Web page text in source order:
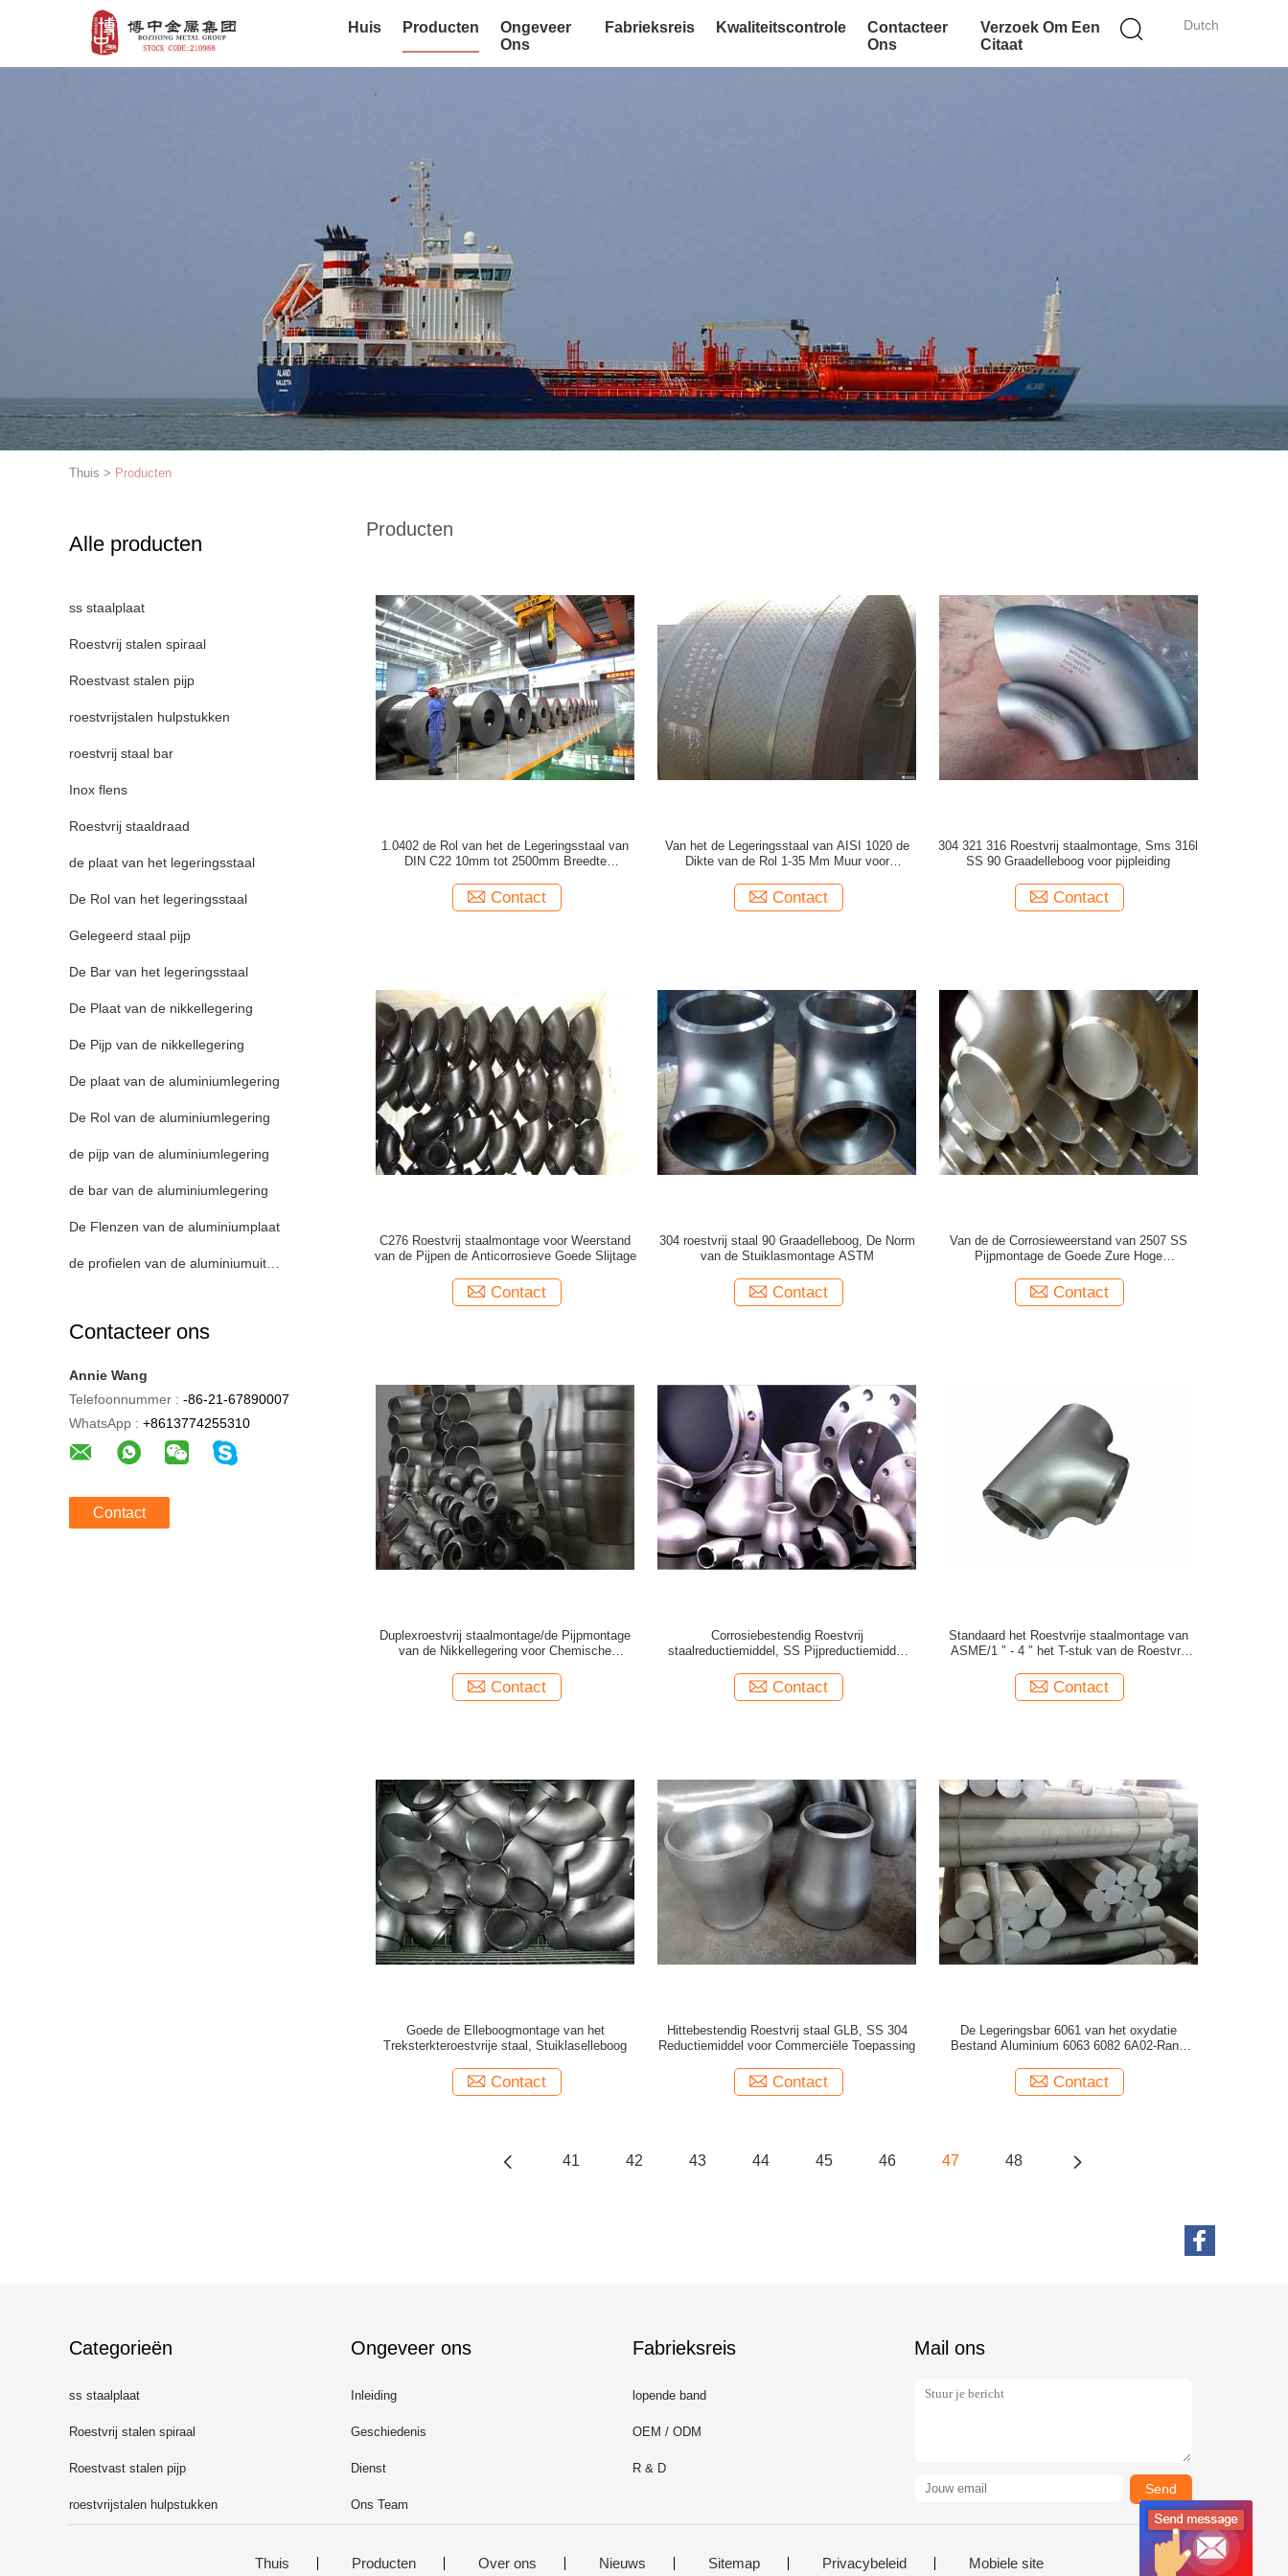
Dutch
Huis Producten
Ongeveer
Ons
Fabrieksreis Kwaliteitscontrole
Contacteer
Ons
Verzoek Om Een
Citaat
Thuis > Producten
Alle producten
ss staalplaat
Roestvrij stalen spiraal
Roestvast stalen pijp
roestvrijstalen hulpstukken
roestvrij staal bar
Inox flens
Roestvrij staaldraad
de plaat van het legeringsstaal
De Rol van het legeringsstaal
Gelegeerd staal pijp
De Bar van het legeringsstaal
De Plaat van de nikkellegering
De Pijp van de nikkellegering
De plaat van de aluminiumlegering
De Rol van de aluminiumlegering
de pijp van de aluminiumlegering
de bar van de aluminiumlegering
De Flenzen van de aluminiumplaat
de profielen van de aluminiumuitdrijving
Contacteer ons
Annie Wang
Telefoonnummer : -86-21-67890007
WhatsApp : +8613774255310
Contact
Producten
1.0402 de Rol van het de Legeringsstaal van
DIN C22 10mm tot 2500mm Breedte
Contact
Van het de Legeringsstaal van AISI 1020 de
Dikte van de Rol 1-35 Mm Muur voor
Contact
304 321 316 Roestvrij staalmontage, Sms 316l
SS 90 Graadelleboog voor pijpleiding
Contact
C276 Roestvrij staalmontage voor Weerstand
van de Pijpen de Anticorrosieve Goede Slijtage
Contact
304 roestvrij staal 90 Graadelleboog, De Norm
van de Stuiklasmontage ASTM
Contact
Van de de Corrosieweerstand van 2507 SS
Pijpmontage de Goede Zure Hoge
Contact
Duplexroestvrij staalmontage/de Pijpmontage
van de Nikkellegering voor Chemische
Contact
Corrosiebestendig Roestvrij
staalreductiemiddel, SS Pijpreductiemiddel
Contact
Standaard het Roestvrije staalmontage van
ASME/1 ″ - 4 ″ het T-stuk van de Roestvrij
Contact
Goede de Elleboogmontage van het
Treksterkteroestvrije staal, Stuiklaselleboog
Contact
Hittebestendig Roestvrij staal GLB, SS 304
Reductiemiddel voor Commerciële Toepassing
Contact
De Legeringsbar 6061 van het oxydatie
Bestand Aluminium 6063 6082 6A02-Rang
Contact
41 42 43 44 45 46 47 48
Categorieën
ss staalplaat
Roestvrij stalen spiraal
Roestvast stalen pijp
roestvrijstalen hulpstukken
Ongeveer ons
Inleiding
Geschiedenis
Dienst
Ons Team
Fabrieksreis
lopende band
OEM / ODM
R & D
Mail ons
Send
Thuis Producten Over ons Nieuws Sitemap Privacybeleid Mobiele site